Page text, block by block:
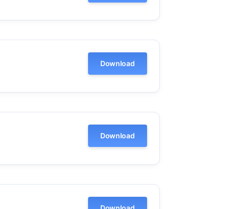
Download
Download